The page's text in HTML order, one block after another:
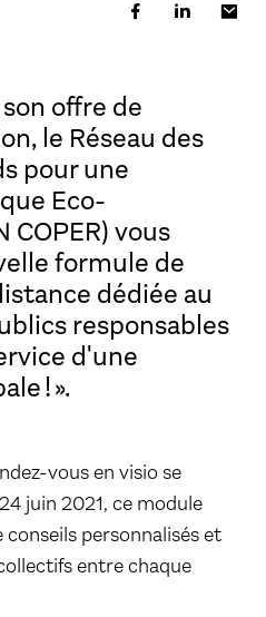
offre de
le Réseau des
pour une
Eco-
COPER) vous
formule de
dédiée au
responsables
d'une
! ».
vous en visio se
juin 2021, ce module
personnalisés et
entre chaque